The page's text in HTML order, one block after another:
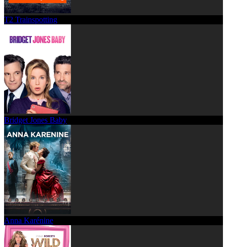
T2 Trainspotting
Bridget Jones Baby
Anna Karénine